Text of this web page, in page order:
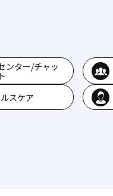
ンター/チャッ
スケア